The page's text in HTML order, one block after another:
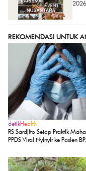
2026
REKOMENDASI UNTUK
detikHealth
RS Sardjito Setop Praktik
PPDS Viral Nyinyir ke Pasien